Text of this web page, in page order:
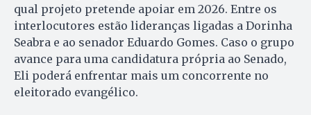
qual projeto pretende apoiar em 2026. Entre os
interlocutores estão lideranças ligadas a Dorinha
Seabra e ao senador Eduardo Gomes. Caso o grupo
avance para uma candidatura própria ao Senado,
Eli poderá enfrentar mais um concorrente no
eleitorado evangélico.